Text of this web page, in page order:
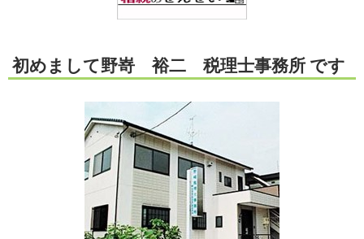
初めまして野嵜 裕二 税理士事務所 です